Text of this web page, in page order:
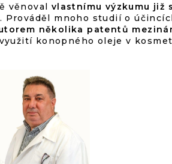
věnoval vlastnímu výzkumu již
. Prováděl mnoho studií o
několika patentů
konopného oleje v